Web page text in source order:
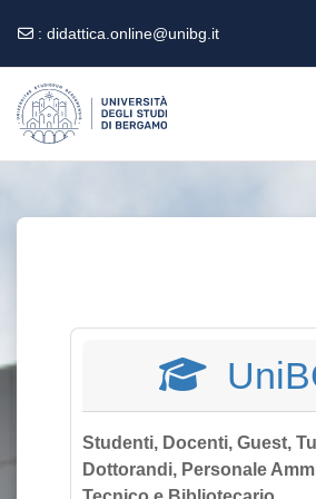
: didattica.online@unibg.it
Studenti, Docenti, Guest,
Dottorandi, Personale